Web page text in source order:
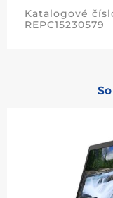
Katalogové
REPC15230579